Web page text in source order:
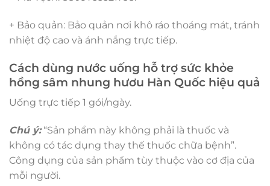
+ Bảo quản: Bảo quản nơi khô ráo thoáng mát, tránh
nhiệt độ cao và ánh nắng trực tiếp.
Cách dùng nước uống hỗ trợ sức khỏe
hồng sâm nhung hươu Hàn Quốc hiệu quả
Uống trực tiếp 1 gói/ngày.
Chú ý:“Sản phẩm này không phải là thuốc và
không có tác dụng thay thế thuốc chữa bệnh”.
Công dụng của sản phẩm tùy thuộc vào cơ địa của
mỗi người.